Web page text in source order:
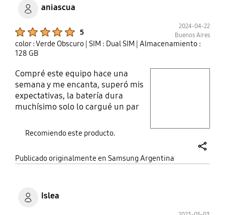
aniascua
5
2024-04-22
Buenos Aires
color : Verde Obscuro | SIM : Dual SIM
| Almacenamiento :
128 GB
Compré este equipo hace una
semana y me encanta, superó mis
expectativas, la batería dura
muchísimo solo lo cargué un par
Me gusta mucho la calidad del
plástico trasero y también me
tilda y funciona muy rápido con sus
nunca sucedió y lo utilizo muchas
Recomiendo este producto.
Publicado originalmente en Samsung Argentina
Islea